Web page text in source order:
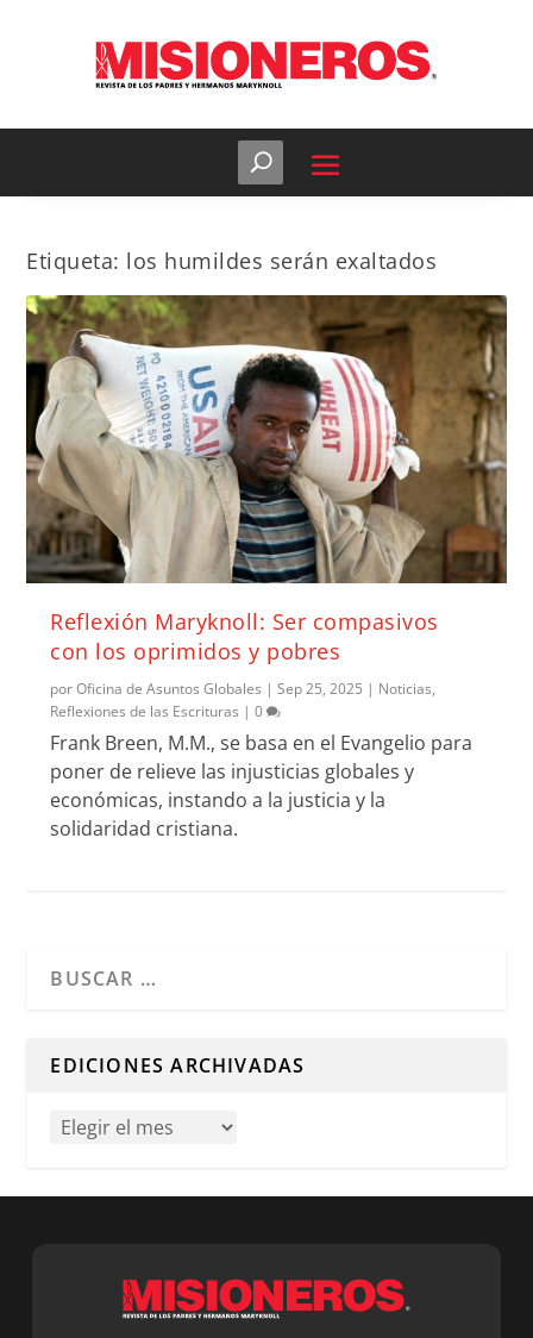
Etiqueta: los humildes serán exaltados
Reflexión Maryknoll: Ser compasivos
con los oprimidos y pobres
porOficina de Asuntos Globales |Sep 25, 2025 | Noticias,
Reflexiones de las Escrituras |0
Frank Breen, M.M., se basa en el Evangelio para
poner de relieve las injusticias globales y
económicas, instando a la justicia y la
solidaridad cristiana.
EDICIONES ARCHIVADAS